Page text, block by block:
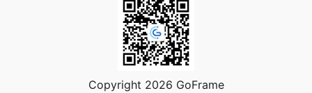
Copyright 2026 GoFrame